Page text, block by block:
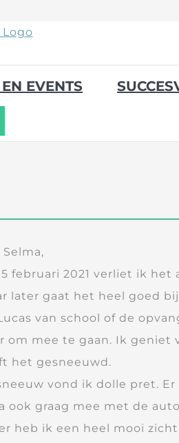
EVENTS
Selma,
februari 2021 verliet ik het
later gaat het heel goed
van school of de
om mee te gaan. Ik geniet
het gesneeuwd.
vond ik dolle pret.
ook graag mee met de
heb ik een heel mooi